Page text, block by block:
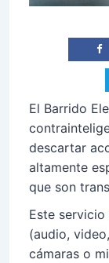
El Barrido
descartar
altamente
que son
Este
(audio,
cámaras o